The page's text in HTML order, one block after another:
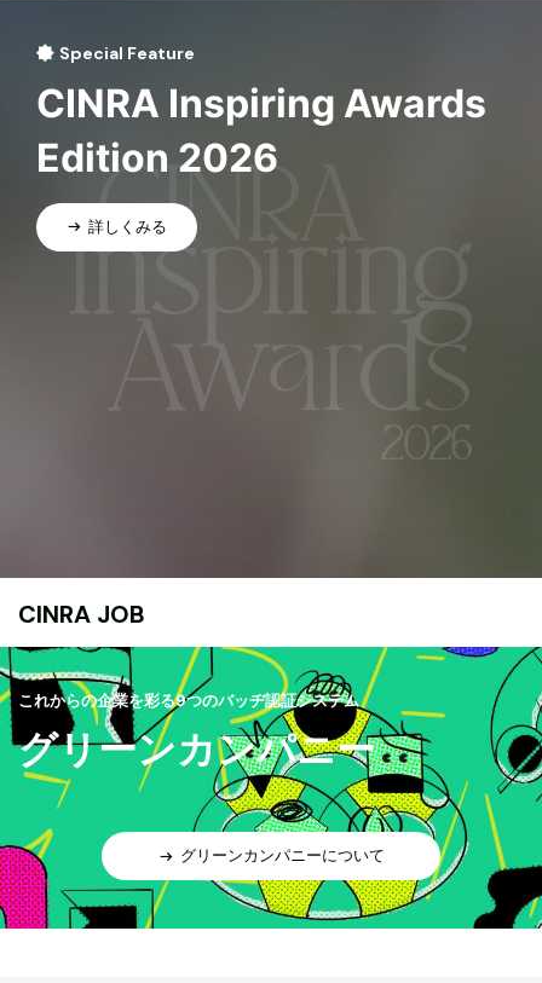
Special Feature
CINRA Inspiring Awards
Edition 2026
詳しくみる
CINRA JOB
これからの企業を彩る9つのバッヂ認証システム
グリーンカンパニー
グリーンカンパニーについて